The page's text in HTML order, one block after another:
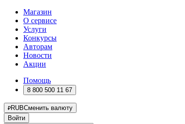
Магазин
О сервисе
Услуги
Конкурсы
Авторам
Новости
Акции
Помощь
8 800 500 11 67
RUBСменить валюту
Войти